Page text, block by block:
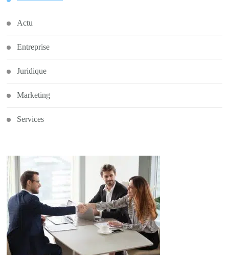
Actu
Entreprise
Juridique
Marketing
Services